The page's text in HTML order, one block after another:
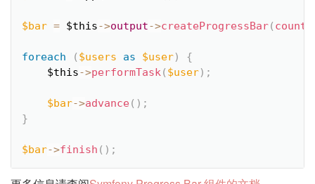
$bar = $this->output->createProgressBar( count
foreach ( $users as $user)
{
$this->performTask ( $user) ;
$bar->advance( ) ;
}
$bar->finish ( ) ;